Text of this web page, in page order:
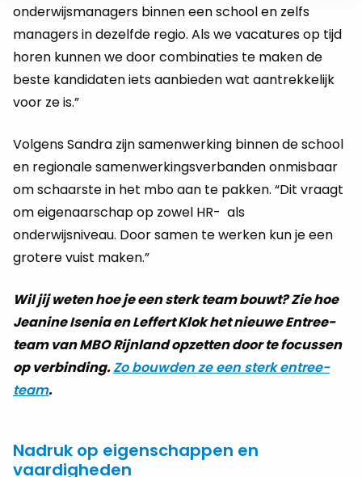
onderwijsmanagers binnen een school en zelfs
managers in dezelfde regio. Als we vacatures op tijd
horen kunnen we door combinaties te maken de
beste kandidaten iets aanbieden wat aantrekkelijk
voor ze is.”
Volgens Sandra zijn samenwerking binnen de school
en regionale samenwerkingsverbanden onmisbaar
om schaarste in het mbo aan te pakken. “Dit vraagt
om eigenaarschap op zowel HR- als
onderwijsniveau. Door samen te werken kun je een
grotere vuist maken.”
Wil jij weten hoe je een sterk team bouwt? Zie hoe
Jeanine Isenia en Leffert Klok het nieuwe Entree-
team van MBO Rijnland opzetten door te focussen
op verbinding.Zo bouwden ze een sterk entree-
team.
Nadruk op eigenschappen en
vaardigheden